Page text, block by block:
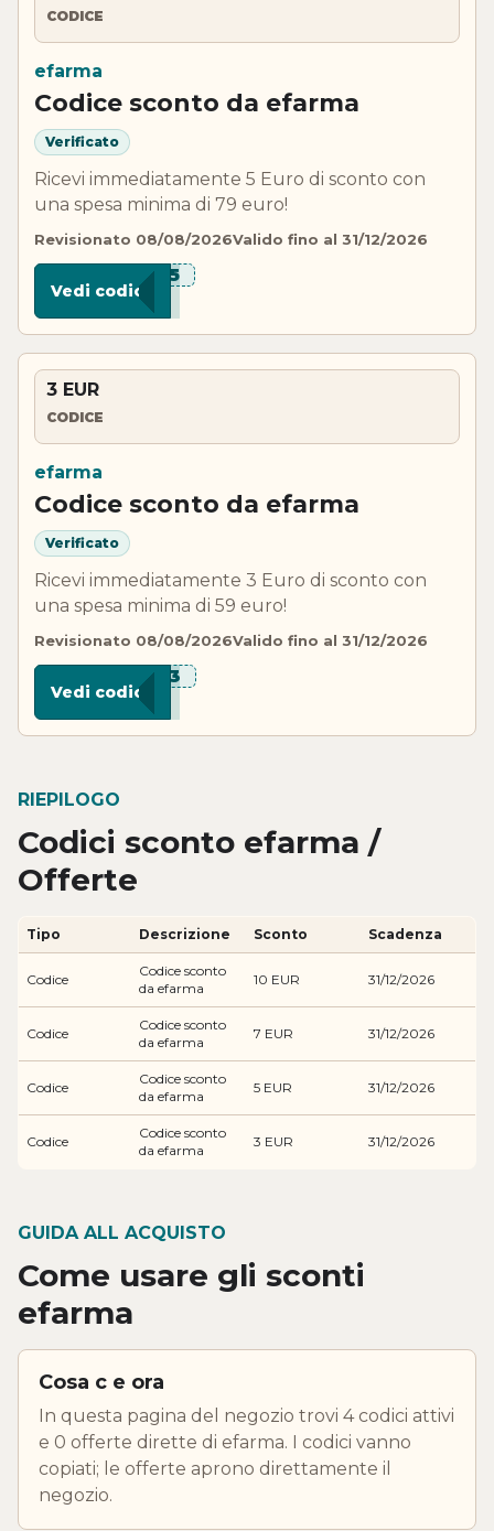
CODICE
efarma
Codice sconto da efarma
Verificato
Ricevi immediatamente 5 Euro di sconto con
una spesa minima di 79 euro!
Revisionato 08/08/2026Valido fino al 31/12/2026
***N-5
Vedi codice
3 EUR
CODICE
efarma
Codice sconto da efarma
Verificato
Ricevi immediatamente 3 Euro di sconto con
una spesa minima di 59 euro!
Revisionato 08/08/2026Valido fino al 31/12/2026
***N-3
Vedi codice
RIEPILOGO
Codici sconto efarma /
Offerte
Tipo Descrizione Sconto Scadenza
Codice
Codice sconto
da efarma
10 EUR 31/12/2026
Codice
Codice sconto
da efarma
7 EUR 31/12/2026
Codice
Codice sconto
da efarma
5 EUR 31/12/2026
Codice
Codice sconto
da efarma
3 EUR 31/12/2026
GUIDA ALL ACQUISTO
Come usare gli sconti
efarma
Cosa c e ora
In questa pagina del negozio trovi 4 codici attivi
e 0 offerte dirette di efarma. I codici vanno
copiati; le offerte aprono direttamente il
negozio.